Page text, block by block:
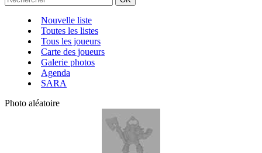
Nouvelle liste
Toutes les listes
Tous les joueurs
Carte des joueurs
Galerie photos
Agenda
SARA
Photo aléatoire